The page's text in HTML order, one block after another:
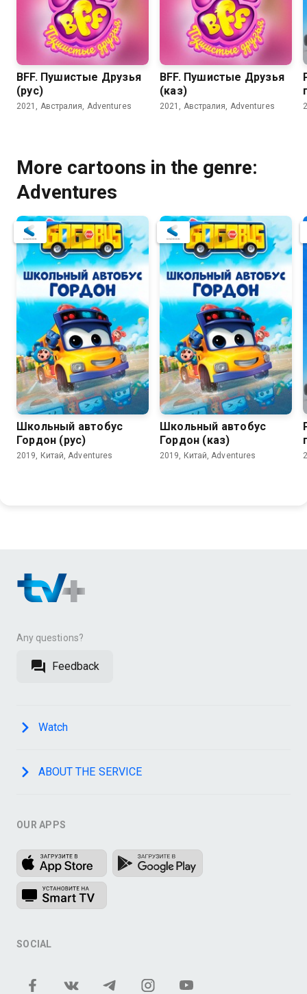
BFF. Пушистые Друзья
(рус)
2021, Австралия, Adventures
BFF. Пушистые Друзья
(каз)
2021, Австралия, Adventures
More cartoons in the genre:
Adventures
Школьный автобус
Гордон (рус)
2019, Китай, Adventures
Школьный автобус
Гордон (каз)
2019, Китай, Adventures
Any questions?
Feedback
Watch
ABOUT THE SERVICE
OUR APPS
SOCIAL